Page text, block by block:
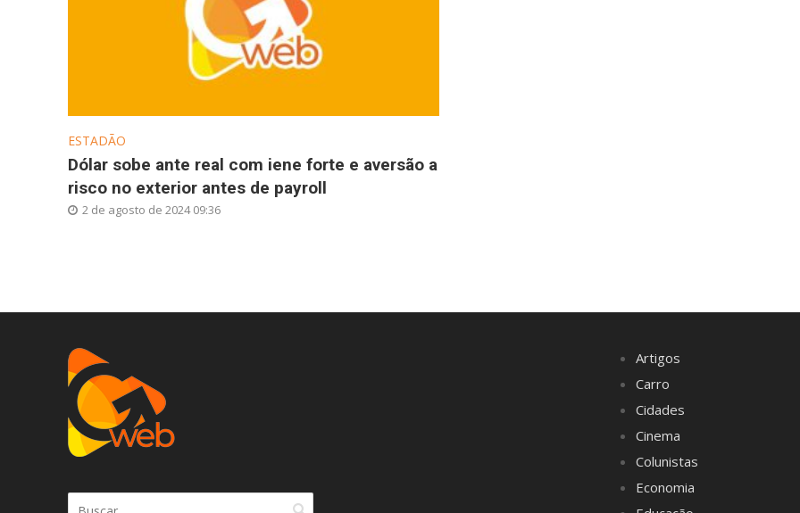
ESTADÃO
Dólar sobe ante real com iene forte e aversão a
risco no exterior antes de payroll
2 de agosto de 2024 09:36
Artigos
Carro
Cidades
Cinema
Colunistas
Economia